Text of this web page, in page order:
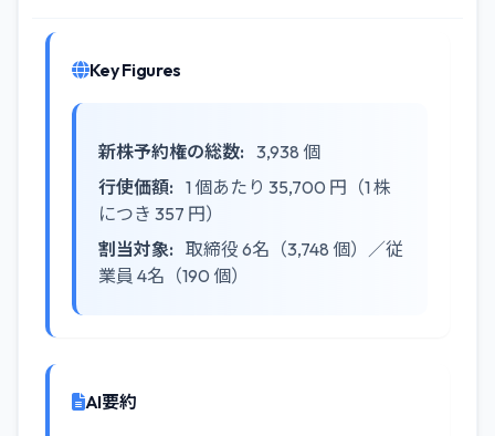
Key Figures
新株予約権の総数: 3,938 個
行使価額: 1 個あたり 35,700 円（1 株
につき 357 円）
割当対象: 取締役 6名（3,748 個）／従
業員 4名（190 個）
AI要約